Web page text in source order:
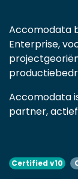
Accomodata
Enterprise,
Accomodata
partner, actief
Certified v10